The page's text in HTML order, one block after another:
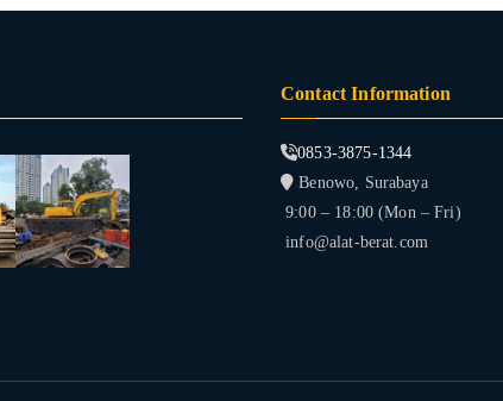
Contact Information
0853-3875-1344
Benowo, Surabaya
9:00 – 18:00 (Mon – Fri)
info@alat-berat.com